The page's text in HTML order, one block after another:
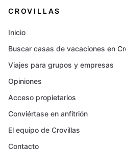
CROVILLAS
Inicio
Buscar casas de vacaciones en
Viajes para grupos y empresas
Opiniones
Acceso propietarios
Conviértase en anfitrión
El equipo de Crovillas
Contacto